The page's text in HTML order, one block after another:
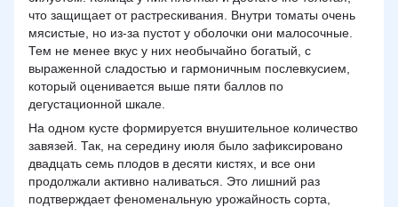
что защищает от растрескивания. Внутри томаты очень
мясистые, но из-за пустот у оболочки они малосочные.
Тем не менее вкус у них необычайно богатый, с
выраженной сладостью и гармоничным послевкусием,
который оценивается выше пяти баллов по
дегустационной шкале.
На одном кусте формируется внушительное количество
завязей. Так, на середину июля было зафиксировано
двадцать семь плодов в десяти кистях, и все они
продолжали активно наливаться. Это лишний раз
подтверждает феноменальную урожайность сорта,